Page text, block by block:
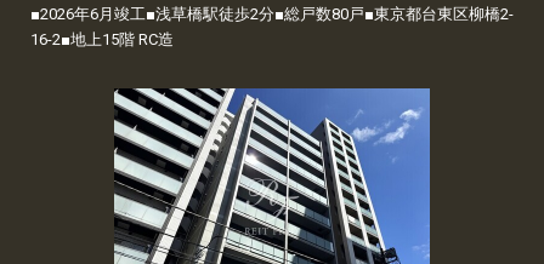
■2026年6月竣工■浅草橋駅徒歩2分■総戸数80戸■東京都台東区柳橋2-
16-2■地上15階 RC造